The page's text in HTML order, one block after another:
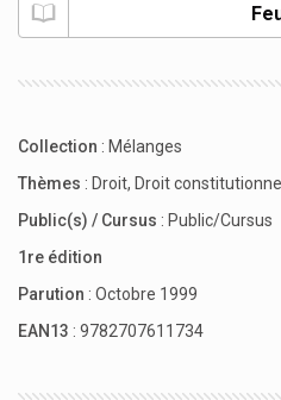
Collection : Mélanges
Thèmes : Droit, Droit
Public(s) / Cursus : Public/Cursus
1re édition
Parution : Octobre 1999
EAN13 : 9782707611734